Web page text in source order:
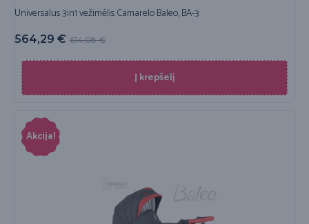
Universalus 3in1 vežimėlis Camarelo Baleo, BA-3
614,08€
564,29 €
Į krepšelį
Akcija!